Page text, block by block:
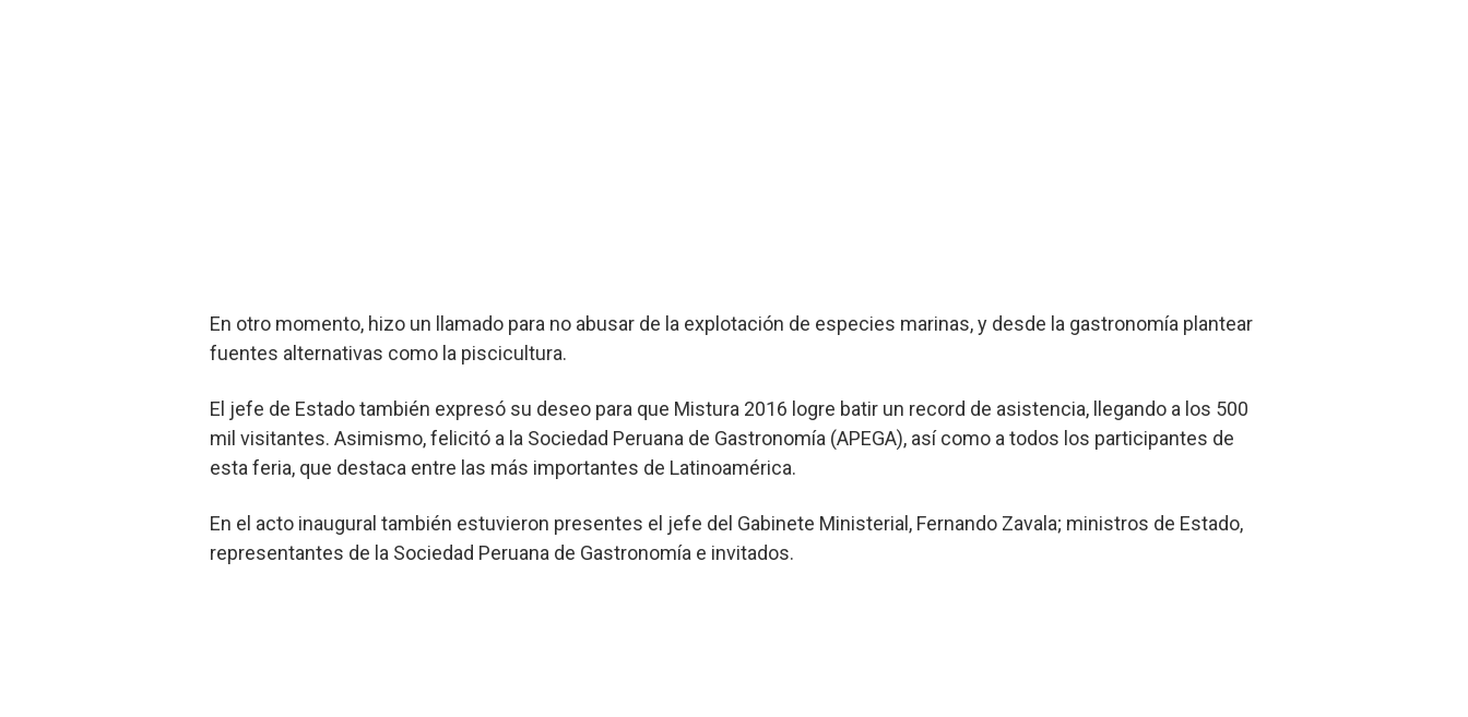
En otro momento, hizo un llamado para no abusar de la explotación de especies marinas, y desde la gastronomía plantear
fuentes alternativas como la piscicultura.
El jefe de Estado también expresó su deseo para que Mistura 2016 logre batir un record de asistencia, llegando a los 500
mil visitantes. Asimismo, felicitó a la Sociedad Peruana de Gastronomía (APEGA), así como a todos los participantes de
esta feria, que destaca entre las más importantes de Latinoamérica.
En el acto inaugural también estuvieron presentes el jefe del Gabinete Ministerial, Fernando Zavala; ministros de Estado,
representantes de la Sociedad Peruana de Gastronomía e invitados.